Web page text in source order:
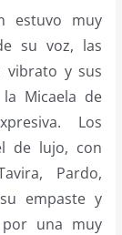
estuvo muy
su voz, las
vibrato y sus
Micaela de
Los
de lujo, con
Pardo,
empaste y
por una muy